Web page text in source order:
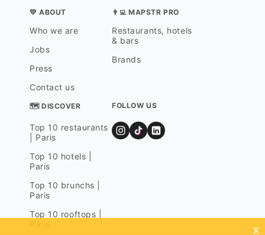
💛 ABOUT
Who we are
Jobs
Press
Contact us
👨‍💻 MAPSTR PRO
Restaurants, hotels
& bars
Brands
🗺 DISCOVER
Top 10 restaurants
| Paris
Top 10 hotels |
Paris
Top 10 brunchs |
Paris
Top 10 rooftops |
FOLLOW US
x